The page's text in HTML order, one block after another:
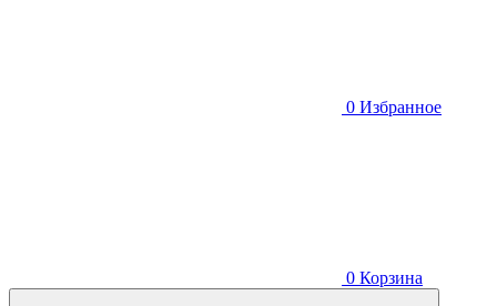
0 Избранное
0 Корзина